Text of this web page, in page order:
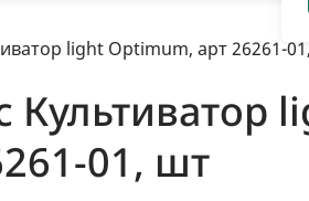
light Optimum, арт 26261-
Культиватор
01, шт